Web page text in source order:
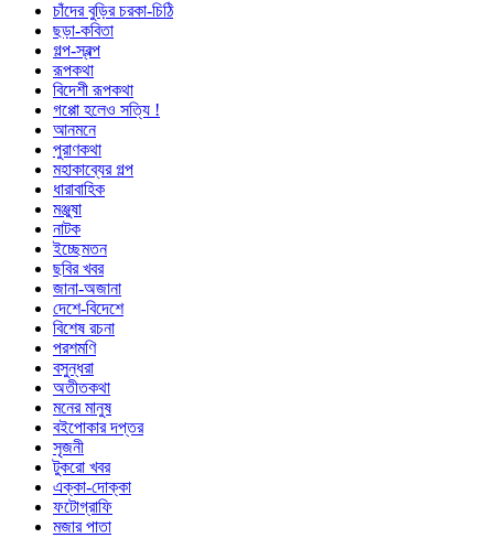
চাঁদের বুড়ির চরকা-চিঠি
ছড়া-কবিতা
গল্প-স্বল্প
রূপকথা
বিদেশী রূপকথা
গপ্পো হলেও সত্যি !
আনমনে
পুরাণকথা
মহাকাব্যের গল্প
ধারাবাহিক
মঞ্জুষা
নাটক
ইচ্ছেমতন
ছবির খবর
জানা-অজানা
দেশে-বিদেশে
বিশেষ রচনা
পরশমণি
বসুন্ধরা
অতীতকথা
মনের মানুষ
বইপোকার দপ্তর
সৃজনী
টুকরো খবর
এক্কা-দোক্কা
ফটোগ্রাফি
মজার পাতা